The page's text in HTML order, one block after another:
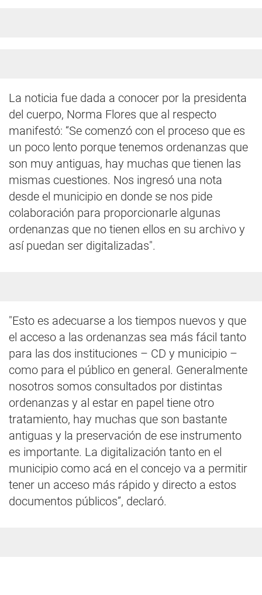
La noticia fue dada a conocer por la presidenta
del cuerpo, Norma Flores que al respecto
manifestó: “Se comenzó con el proceso que es
un poco lento porque tenemos ordenanzas que
son muy antiguas, hay muchas que tienen las
mismas cuestiones. Nos ingresó una nota
desde el municipio en donde se nos pide
colaboración para proporcionarle algunas
ordenanzas que no tienen ellos en su archivo y
así puedan ser digitalizadas".
"Esto es adecuarse a los tiempos nuevos y que
el acceso a las ordenanzas sea más fácil tanto
para las dos instituciones – CD y municipio –
como para el público en general. Generalmente
nosotros somos consultados por distintas
ordenanzas y al estar en papel tiene otro
tratamiento, hay muchas que son bastante
antiguas y la preservación de ese instrumento
es importante. La digitalización tanto en el
municipio como acá en el concejo va a permitir
tener un acceso más rápido y directo a estos
documentos públicos”, declaró.